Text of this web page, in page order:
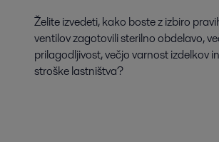
Želite izvedeti, kako boste z izbiro
ventilov zagotovili sterilno obdelavo,
prilagodljivost, večjo varnost izdelkov
stroške lastništva?